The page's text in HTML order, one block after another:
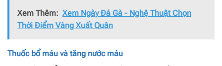
Xem Thêm: Xem Ngày Đá Gà - Nghệ Thuật Chọn
Thời Điểm Vàng Xuất Quân
Thuốc bổ máu và tăng nước máu